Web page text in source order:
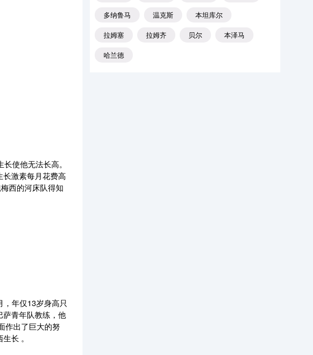
使他无法长高。
激素每月花费高
西的河床队得知
年仅13岁身高只
萨青年队教练，他
作出了巨大的努
长 。
多纳鲁马 温克斯 本坦库尔
拉姆塞 拉姆齐 贝尔 本泽马
哈兰德